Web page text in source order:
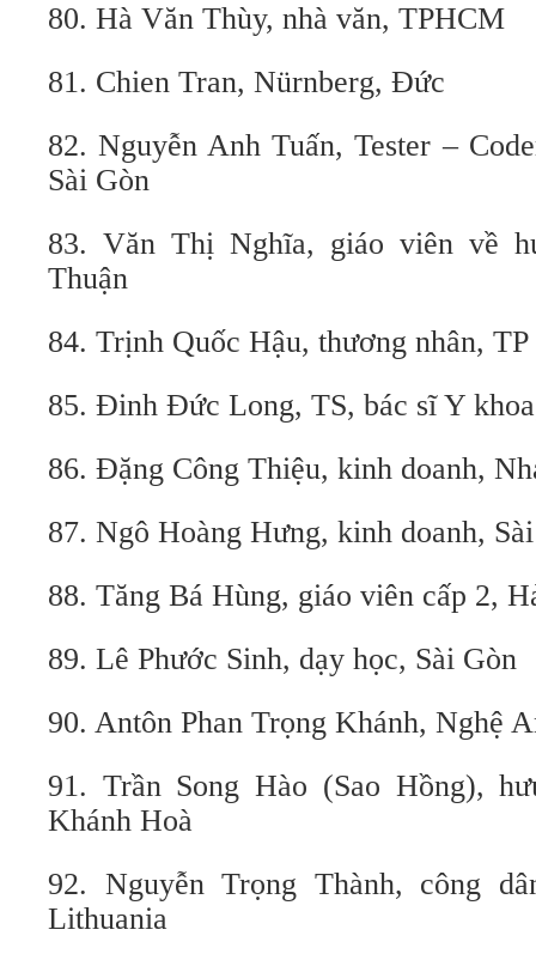
80. Hà Văn Thùy, nhà văn, TPHCM
81. Chien Tran, Nürnberg, Đức
82. Nguyễn Anh Tuấn, Tester –
Sài Gòn
83. Văn Thị Nghĩa, giáo viên về
Thuận
84. Trịnh Quốc Hậu, thương nhân,
85. Đinh Đức Long, TS, bác sĩ Y
86. Đặng Công Thiệu, kinh doanh,
87. Ngô Hoàng Hưng, kinh doanh,
88. Tăng Bá Hùng, giáo viên cấp 2,
89. Lê Phước Sinh, dạy học, Sài Gòn
90. Antôn Phan Trọng Khánh, Nghệ
91. Trần Song Hào (Sao Hồng),
Khánh Hoà
92. Nguyễn Trọng Thành, công
Lithuania